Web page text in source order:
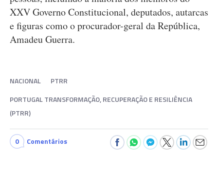
XXV Governo Constitucional, deputados, autarcas
e figuras como o procurador-geral da República,
Amadeu Guerra.
NACIONAL
PTRR
PORTUGAL TRANSFORMAÇÃO, RECUPERAÇÃO E RESILIÊNCIA
(PTRR)
0 Comentários